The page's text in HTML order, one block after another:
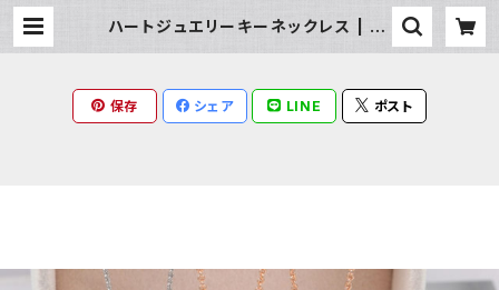
ハートジュエリーキーネックレス | Mi
保存 シェア LINE ポスト